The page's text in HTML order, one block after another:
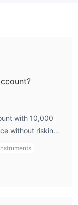
yöntemi olan Pix
desteklemektedir.
with 10,000
without risking
Instruments